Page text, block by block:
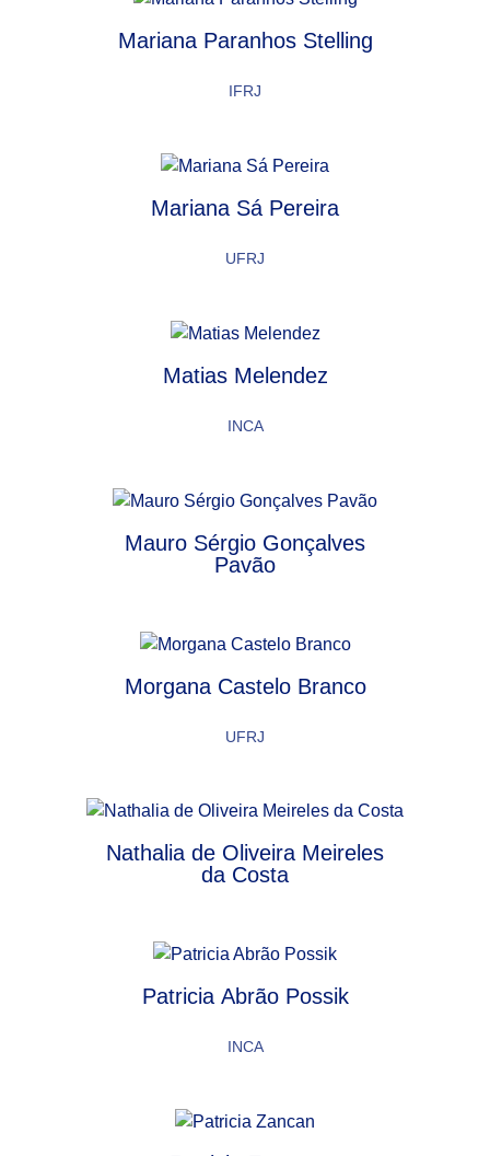
Mariana Paranhos Stelling
IFRJ
Mariana Sá Pereira
UFRJ
Matias Melendez
INCA
Mauro Sérgio Gonçalves
Pavão
Morgana Castelo Branco
UFRJ
Nathalia de Oliveira Meireles
da Costa
Patricia Abrão Possik
INCA